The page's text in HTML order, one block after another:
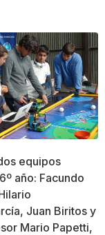
equipos
año: Facundo
Juan Biritos y
Mario Papetti,